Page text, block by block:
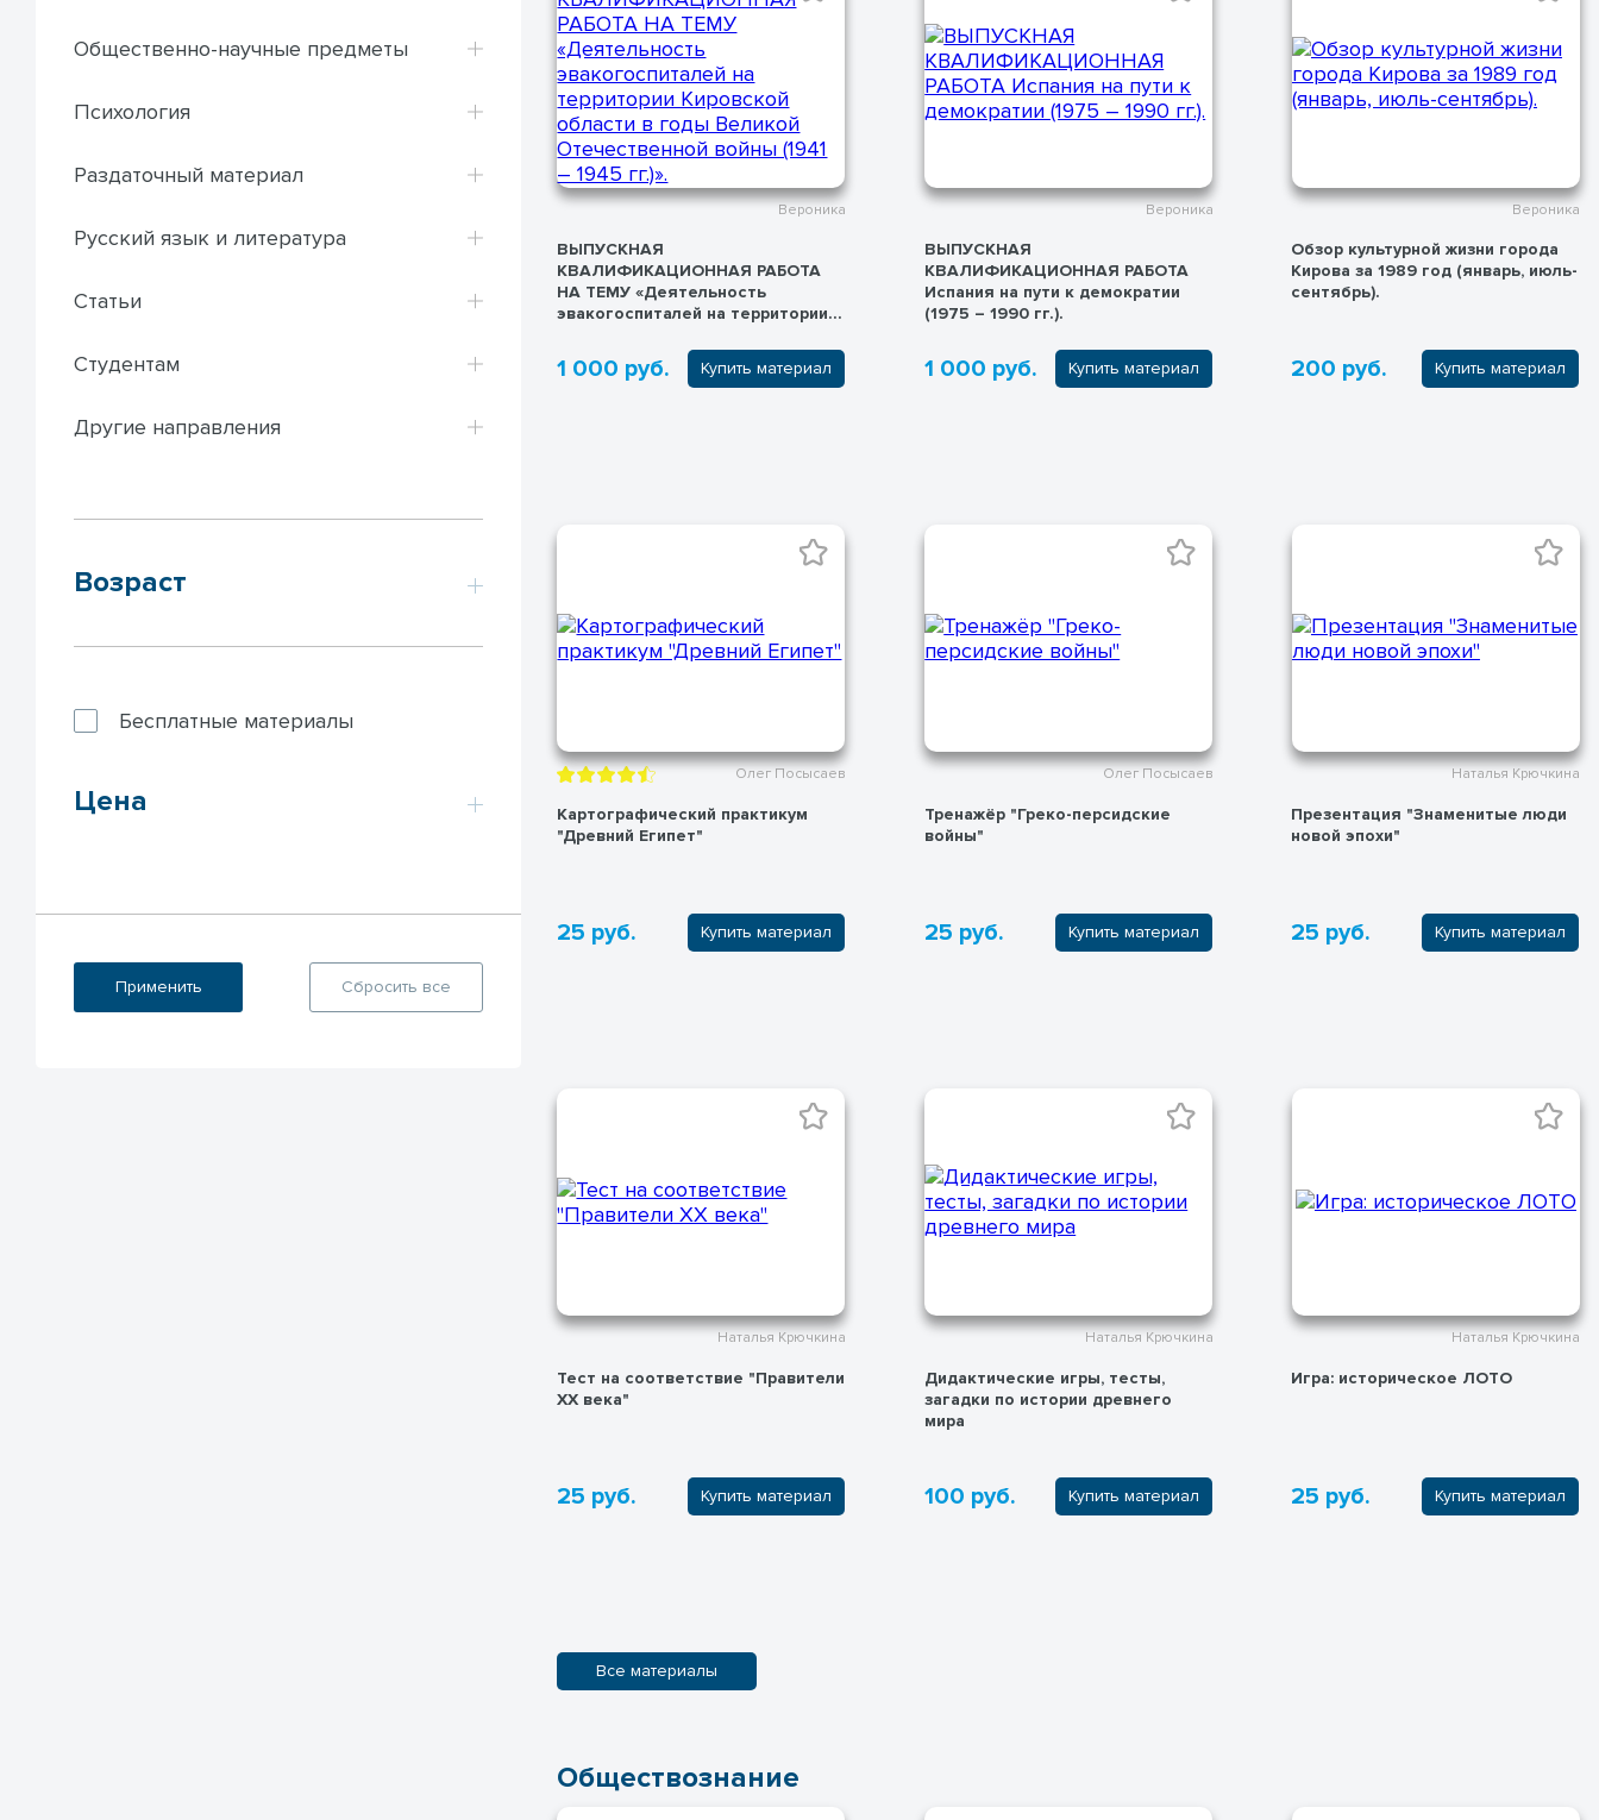
Общественно-научные предметы
Психология
Раздаточный материал
Русский язык и литература
Статьи
Студентам
Другие направления
Возраст
Бесплатные материалы
Цена
Применить Сбросить все
Вероника
ВЫПУСКНАЯ
КВАЛИФИКАЦИОННАЯ РАБОТА
НА ТЕМУ «Деятельность
эвакогоспиталей на территории
Великой Отечественной войны
(1941 – 1945 гг.)».
1 000 руб. Купить материал
Вероника
ВЫПУСКНАЯ
КВАЛИФИКАЦИОННАЯ РАБОТА
Испания на пути к демократии
(1975 – 1990 гг.).
1 000 руб. Купить материал
Вероника
Обзор культурной жизни города
Кирова за 1989 год (январь, июль-
сентябрь).
200 руб. Купить материал
Олег Посысаев
Картографический практикум
"Древний Египет"
25 руб. Купить материал
Олег Посысаев
Тренажёр "Греко-персидские
войны"
25 руб. Купить материал
Наталья Крючкина
Презентация "Знаменитые люди
новой эпохи"
25 руб. Купить материал
Наталья Крючкина
Тест на соответствие "Правители
ХХ века"
25 руб. Купить материал
Наталья Крючкина
Дидактические игры, тесты,
загадки по истории древнего
мира
100 руб. Купить материал
Наталья Крючкина
Игра: историческое ЛОТО
25 руб. Купить материал
Все материалы
Обществознание